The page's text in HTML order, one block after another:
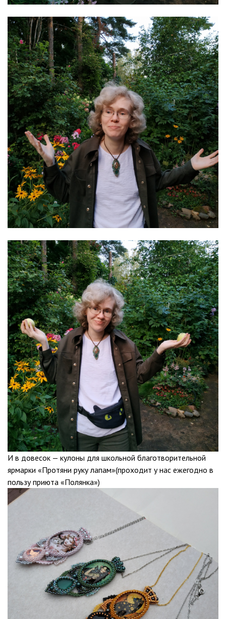
И в довесок — кулоны для школьной благотворительной
ярмарки «Протяни руку лапам»(проходит у нас ежегодно в
пользу приюта «Полянка»)